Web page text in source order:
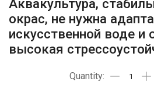
Аквакультура,
окрас, не нужна
искусственной воде и
высокая